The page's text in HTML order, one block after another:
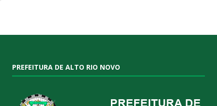
PREFEITURA DE ALTO RIO NOVO